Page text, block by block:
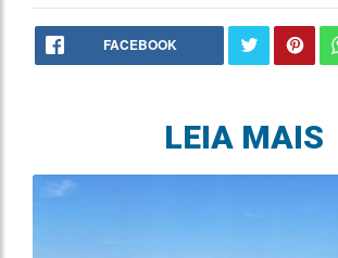
FACEBOOK
LEIA MAIS